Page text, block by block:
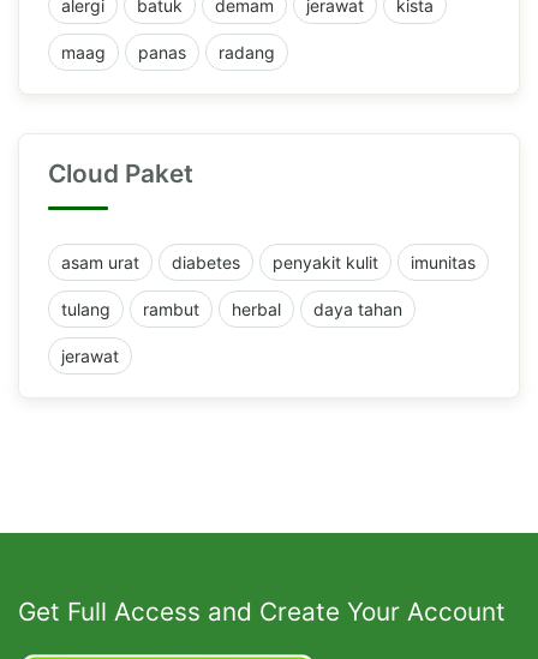
alergi batuk demam jerawat kista
maag panas radang
Cloud Paket
asam urat diabetes penyakit kulit imunitas
tulang rambut herbal daya tahan
jerawat
Get Full Access and Create Your Account